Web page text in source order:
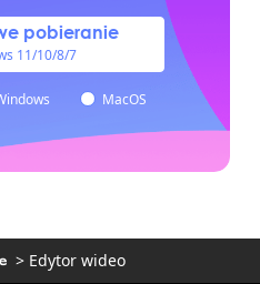
pobieranie
11/10/8/7
MacOS
> Edytor wideo